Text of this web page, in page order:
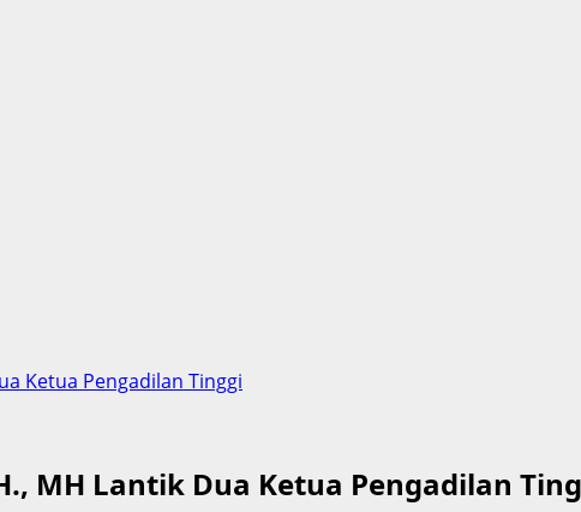
Ketua Pengadilan Tinggi
MH Lantik Dua Ketua Pengadilan